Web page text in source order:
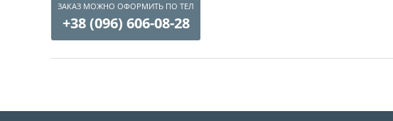
ЗАКАЗ МОЖНО ОФОРМИТЬ ПО ТЕЛ
+38 (096) 606-08-28